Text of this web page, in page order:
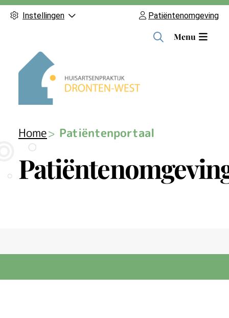
Instellingen Patiëntenomgeving
H
Menu
Home Patiëntenportaal